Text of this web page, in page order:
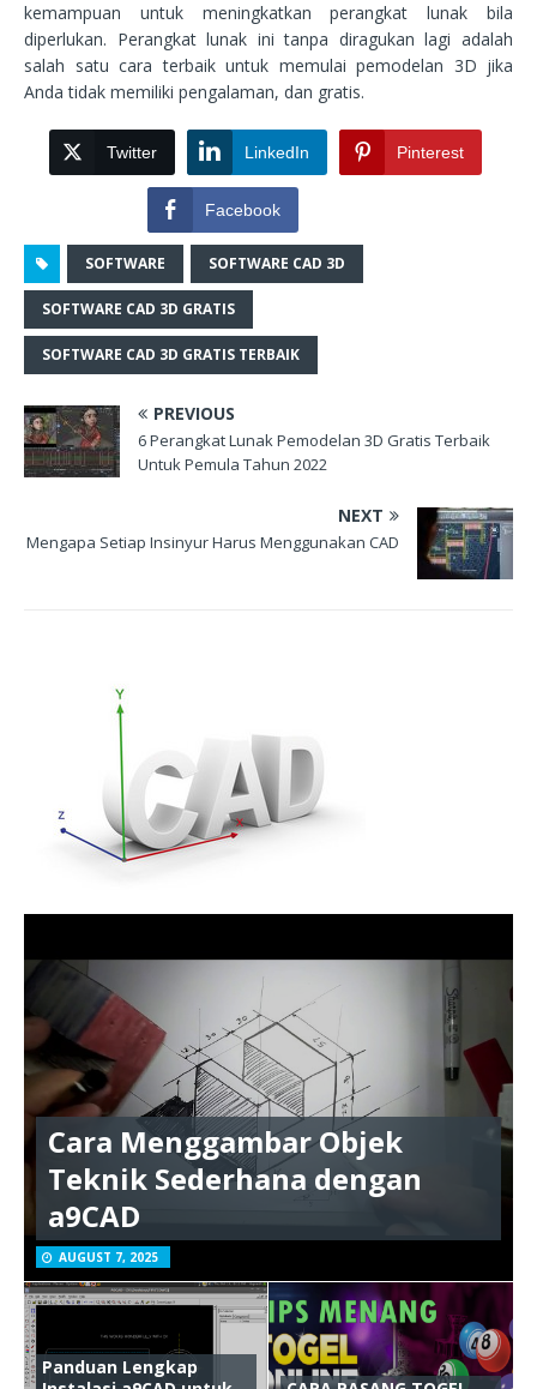
kemampuan untuk meningkatkan perangkat lunak bila
diperlukan. Perangkat lunak ini tanpa diragukan lagi adalah
salah satu cara terbaik untuk memulai pemodelan 3D jika
Anda tidak memiliki pengalaman, dan gratis.
Twitter LinkedIn Pinterest
Facebook
SOFTWARE SOFTWARE CAD 3D
SOFTWARE CAD 3D GRATIS
SOFTWARE CAD 3D GRATIS TERBAIK
PREVIOUS
6 Perangkat Lunak Pemodelan 3D Gratis Terbaik
Untuk Pemula Tahun 2022
NEXT
Mengapa Setiap Insinyur Harus Menggunakan CAD
Cara Menggambar Objek
Teknik Sederhana dengan
a9CAD
AUGUST 7, 2025
Panduan Lengkap